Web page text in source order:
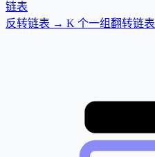
链表
反转链表 → K 个一组翻转链表